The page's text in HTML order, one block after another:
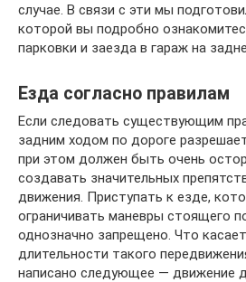
случае. В связи с эти мы
которой вы подробно
парковки и заезда в гараж на
Езда согласно правилам
Если следовать существующим
задним ходом по дороге
при этом должен быть очень
создавать значительных
движения. Приступать к езде,
ограничивать маневры стоящего
однозначно запрещено. Что
длительности такого
написано следующее — движение